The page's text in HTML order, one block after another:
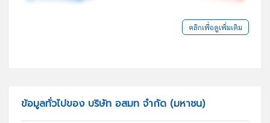
คลิกเพื่อดูเพิ่มเติม
ข้อมูลทั่วไปของ บริษัท อสมท จำกัด (มหาชน)